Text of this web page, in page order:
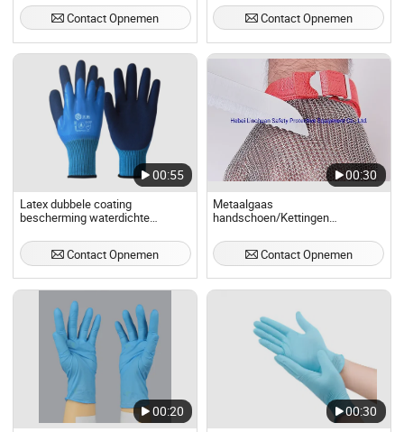
certificaat van hoge verkoop
Contact Opnemen
Contact Opnemen
00:55
Latex dubbele coating
bescherming waterdichte
Contact Opnemen
00:30
Metaalgaas
handschoen/Kettingen
handschoen/Vijfvingerige slager
RVS gaas snijbestendige
werkhandschoen
Contact Opnemen
00:20 00:30